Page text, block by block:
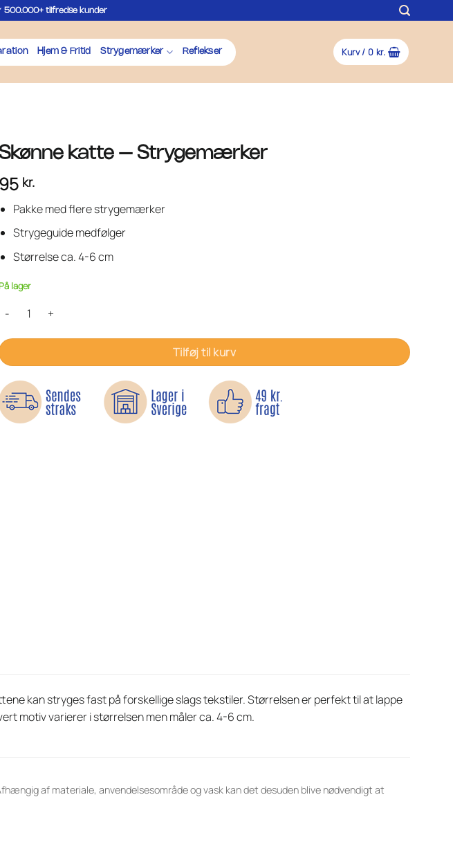
500.000+ tilfredse kunder
Hjem & Fritid Strygemærker Reflekser Kurv /0 kr.
katte – Strygemærker
95 kr.
Pakke med flere strygemærker
Strygeguide medfølger
Størrelse ca. 4-6 cm
lager
Skønne katte - Strygemærker antal
Tilføj til kurv
kan stryges fast på forskellige slags tekstiler. Størrelsen er perfekt til at lappe
motiv varierer i størrelsen men måler ca. 4-6 cm.
af materiale, anvendelsesområde og vask kan det desuden blive nødvendigt at